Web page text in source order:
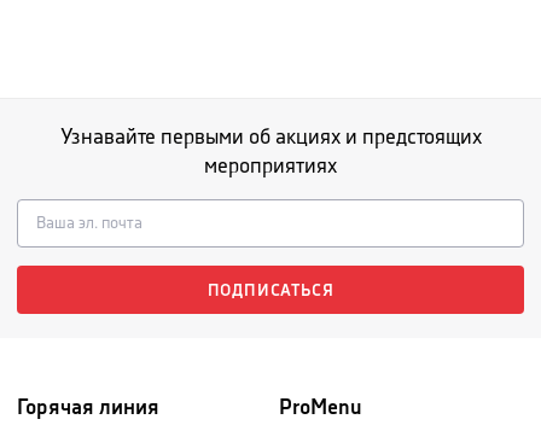
Узнавайте первыми об акциях и предстоящих
мероприятиях
ПОДПИСАТЬСЯ
Горячая линия ProMenu